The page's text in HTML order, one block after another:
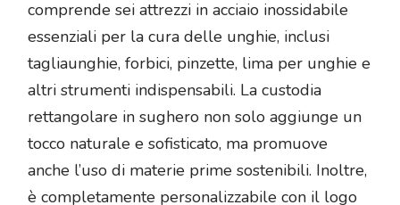
comprende sei attrezzi in acciaio inossidabile
essenziali per la cura delle unghie, inclusi
tagliaunghie, forbici, pinzette, lima per unghie e
altri strumenti indispensabili. La custodia
rettangolare in sughero non solo aggiunge un
tocco naturale e sofisticato, ma promuove
anche l’uso di materie prime sostenibili. Inoltre,
è completamente personalizzabile con il logo